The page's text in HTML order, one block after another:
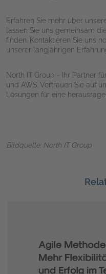
Erfahren Sie mehr über
lassen Sie uns gemeinsam
finden. Kontaktieren Sie uns
unserer langjährigen
North IT Group - Ihr Partner
und AWS. Vertrauen Sie auf
Lösungen für eine
Bildquelle: North IT Group